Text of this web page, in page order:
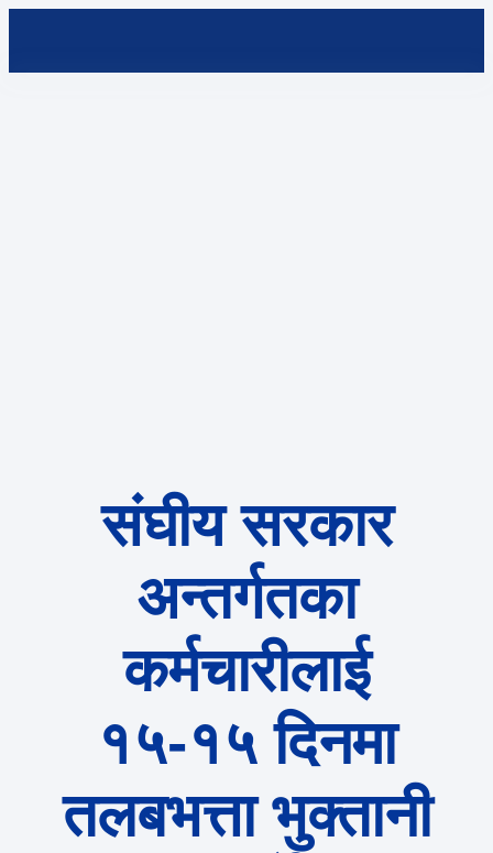
संघीय सरकार
अन्तर्गतका
कर्मचारीलाई
१५-१५ दिनमा
तलबभत्ता भुक्तानी